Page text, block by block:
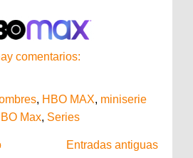
comentarios:
, HBO MAX, miniserie
Max, Series
Entradas antiguas